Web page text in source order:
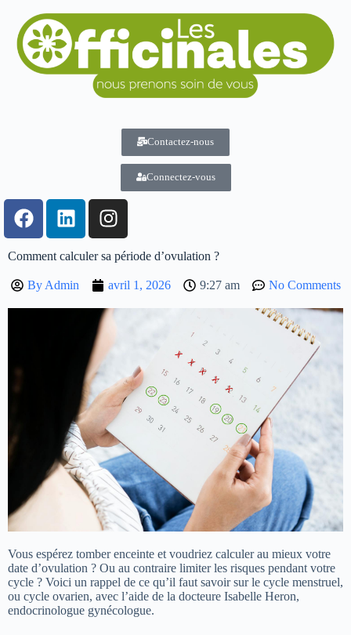
Contactez-nous
Connectez-vous
Comment calculer sa période d’ovulation ?
ByAdmin avril 1, 2026 9:27 am No Comments
Vous espérez tomber enceinte et voudriez calculer au mieux votre
date d’ovulation ? Ou au contraire limiter les risques pendant votre
cycle ? Voici un rappel de ce qu’il faut savoir sur le cycle menstruel,
ou cycle ovarien, avec l’aide de la docteure Isabelle Heron,
endocrinologue gynécologue.